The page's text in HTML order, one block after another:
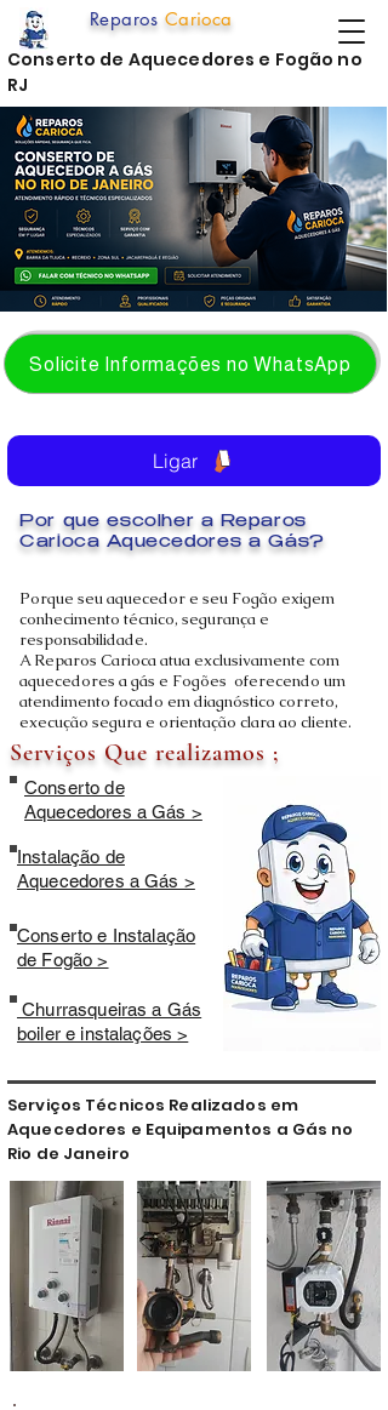
Solicite Informações no WhatsApp
Porque seu aquecedor e seu Fogão exigem
conhecimento técnico, segurança e
responsabilidade.
A Reparos Carioca atua exclusivamente com
aquecedores a gás e Fogões oferecendo um
atendimento focado em diagnóstico correto,
execução segura e orientação clara ao cliente.
Reparos Carioca
Por que escolher a Reparos
Carioca Aquecedores a Gás?
Serviços Que realizamos ;
Conserto de
Aquecedores a Gás >
Instalação de
Aquecedores a Gás >
Conserto e Instalação
de Fogão >
Churrasqueiras a Gás
boiler e instalações >
Ligar
Conserto de Aquecedores e Fogão no
RJ
Serviços Técnicos Realizados em
Aquecedores e Equipamentos a Gás no
Rio de Janeiro